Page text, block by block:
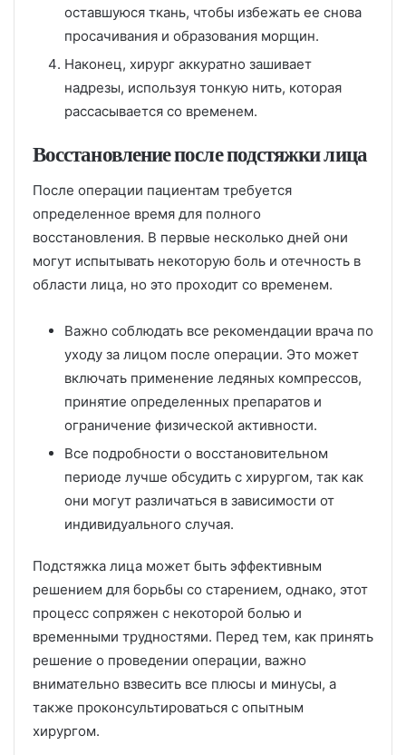
оставшуюся ткань, чтобы избежать ее снова
просачивания и образования морщин.
Наконец, хирург аккуратно зашивает
надрезы, используя тонкую нить, которая
рассасывается со временем.
Восстановление после подстяжки лица
После операции пациентам требуется
определенное время для полного
восстановления. В первые несколько дней они
могут испытывать некоторую боль и отечность в
области лица, но это проходит со временем.
Важно соблюдать все рекомендации врача по
уходу за лицом после операции. Это может
включать применение ледяных компрессов,
принятие определенных препаратов и
ограничение физической активности.
Все подробности о восстановительном
периоде лучше обсудить с хирургом, так как
они могут различаться в зависимости от
индивидуального случая.
Подстяжка лица может быть эффективным
решением для борьбы со старением, однако, этот
процесс сопряжен с некоторой болью и
временными трудностями. Перед тем, как принять
решение о проведении операции, важно
внимательно взвесить все плюсы и минусы, а
также проконсультироваться с опытным
хирургом.